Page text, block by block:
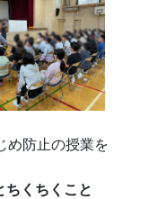
め防止の授業を
くちくこと